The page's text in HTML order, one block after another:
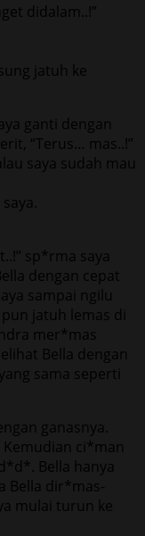
didalam..!”
jatuh ke
ganti dengan
“Terus… mas..!”
saya sudah mau
sp*rma saya
dengan cepat
sampai ngilu
jatuh lemas di
mer*mas
Bella dengan
sama seperti
ganasnya.
ci*man
Bella hanya
Bella dir*mas-
mulai turun ke